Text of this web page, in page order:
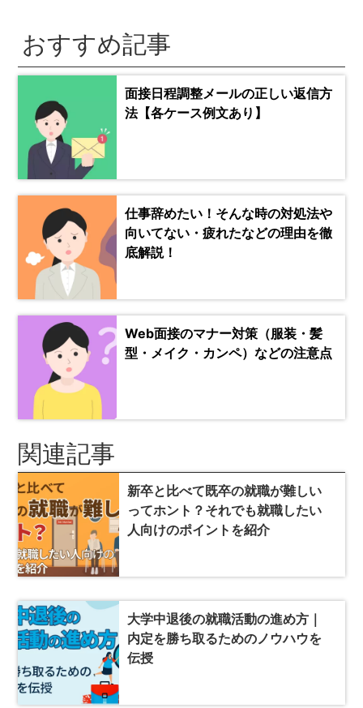
おすすめ記事
面接日程調整メールの正しい返信方
法【各ケース例文あり】
仕事辞めたい！そんな時の対処法や
向いてない・疲れたなどの理由を徹
底解説！
Web面接のマナー対策（服装・髪
型・メイク・カンペ）などの注意点
関連記事
新卒と比べて既卒の就職が難しい
ってホント？それでも就職したい
人向けのポイントを紹介
大学中退後の就職活動の進め方｜
内定を勝ち取るためのノウハウを
伝授